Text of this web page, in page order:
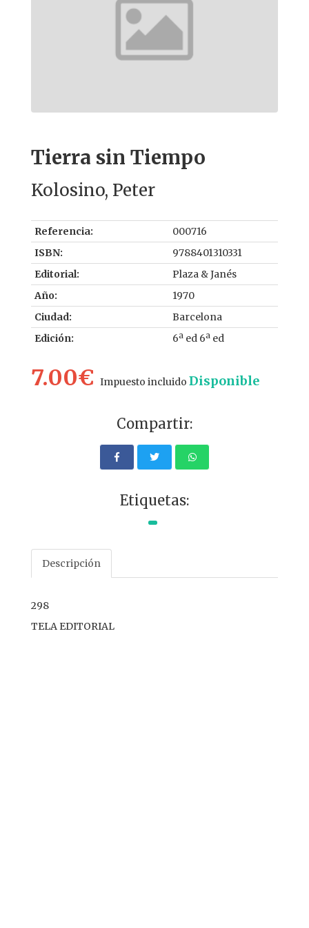
Tierra sin Tiempo
Kolosino, Peter
Referencia:
000716
ISBN:
9788401310331
Editorial:
Plaza & Janés
Año:
1970
Ciudad:
Barcelona
Edición:
6ª ed 6ª ed
7.00€ Impuesto incluido Disponible
Compartir:
Etiquetas:
Descripción
298
TELA EDITORIAL